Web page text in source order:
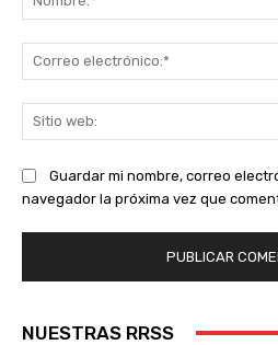
Guardar mi nombre, correo
navegador la próxima vez que
NUESTRAS RRSS